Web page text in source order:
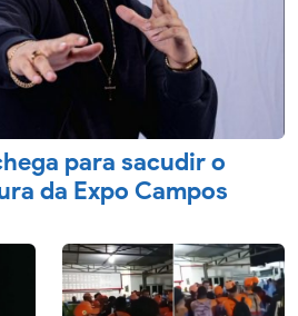
para sacudir o
da Expo Campos